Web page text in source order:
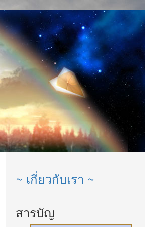
~ เกี่ยวกับเรา ~
สารบัญ